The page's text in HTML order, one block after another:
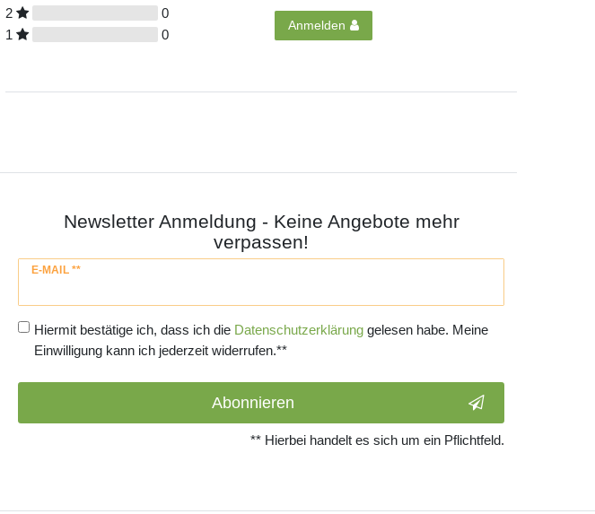
2
0
1
0
Anmelden
Newsletter Anmeldung - Keine Angebote mehr
verpassen!
E-MAIL **
Newsletter
Hiermit bestätige ich, dass ich die Daten­schutz­erklärunggelesen habe. Meine
Einwilligung kann ich jederzeit widerrufen.**
Abonnieren
** Hierbei handelt es sich um ein Pflichtfeld.